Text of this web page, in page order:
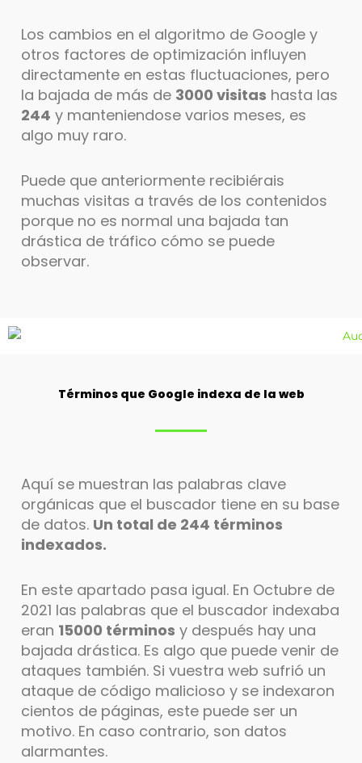
Los cambios en el algoritmo de Google y
otros factores de optimización influyen
directamente en estas fluctuaciones, pero
la bajada de más de 3000 visitas hasta las
244 y manteniendose varios meses, es
algo muy raro.
Puede que anteriormente recibiérais
muchas visitas a través de los contenidos
porque no es normal una bajada tan
drástica de tráfico cómo se puede
observar.
Términos que Google indexa de la web
Aquí se muestran las palabras clave
orgánicas que el buscador tiene en su base
de datos. Un total de 244 términos
indexados.
En este apartado pasa igual. En Octubre de
2021 las palabras que el buscador indexaba
eran 15000 términos y después hay una
bajada drástica. Es algo que puede venir de
ataques también. Si vuestra web sufrió un
ataque de código malicioso y se indexaron
cientos de páginas, este puede ser un
motivo. En caso contrario, son datos
alarmantes.